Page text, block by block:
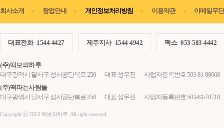
회사소개 창업안내 개인정보처리방침 이용약관 이메일무
대표전화 1544-4427 제주지사 1544-4942 팩스 053-583-4442
(주)떡보의하루
대구광역시 달서구 성서공단북로 250
대표 성우진
사업자등록번호 503-81-88668
(주)떡파는사람들
대구광역시 달서구 성서공단북로 250
대표 성우진 사업자등록번호 503-81-70718
Copyright ⓒ 2015 떡보의하루. All right reserved.